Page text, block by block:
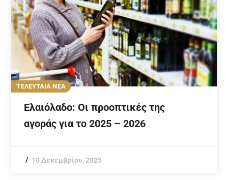
ΤΕΛΕΥΤΑΙΑ ΝΕΑ
Ελαιόλαδο: Οι προοπτικές της
αγοράς για το 2025 – 2026
10 Δεκεμβρίου, 2025